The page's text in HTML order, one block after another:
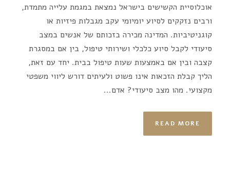
אוכלוסיית הקשישים בישראל נמצאת במגמת עלייה מתמדת,
ורבים נזקקים לסיוע יומיומי עקב מגבלות פיזיות או
קוגניטיביות. המדינה מכירה בזכותם של אנשים במצב
סיעודי לקבל סיוע כלכלי ושירותי טיפול, בין אם במסגרת
קצבה ובין אם באמצעות שעות טיפול בבית. יחד עם זאת,
הליך קבלת הזכאות אינו פשוט ולעיתים דורש ליווי משפטי
מקצועי. מהו מצב סיעודי? אדם...
READ MORE